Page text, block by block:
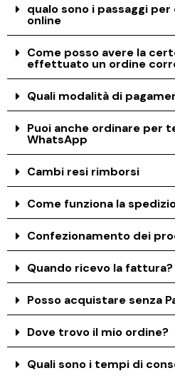
qualo sono i passaggi
online
Come posso avere la
effettuato un ordine
Quali modalità di
Puoi anche ordinare per
WhatsApp
Cambi resi rimborsi
Come funziona la
Confezionamento dei
Quando ricevo la fattura?
Posso acquistare senza
Dove trovo il mio ordine?
Quali sono i tempi di